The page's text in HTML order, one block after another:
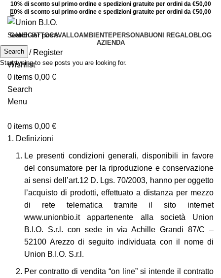
10% di sconto sul primo ordine e spedizioni gratuite per ordini da €50,00
10% di sconto sul primo ordine e spedizioni gratuite per ordini da €50,00
CANEGATTOCAVALLOAMBIENTEPERSONABUONI REGALOBLOG
AZIENDA
Login / Register
Wishlist
0 items 0,00 €
Search
Menu
0 items 0,00 €
Definizioni
Le presenti condizioni generali, disponibili in favore
del consumatore per la riproduzione e conservazione
ai sensi dell’art.12 D. Lgs. 70/2003, hanno per oggetto
l’acquisto di prodotti, effettuato a distanza per mezzo
di rete telematica tramite il sito internet
www.unionbio.itappartenente alla società Union
B.I.O. S.r.l. con sede in via Achille Grandi 87/C –
52100 Arezzo di seguito individuata con il nome di
Union B.I.O. S.r.l.
Per contratto di vendita “on line” si intende il contratto
Search
Start typing to see posts you are looking for.